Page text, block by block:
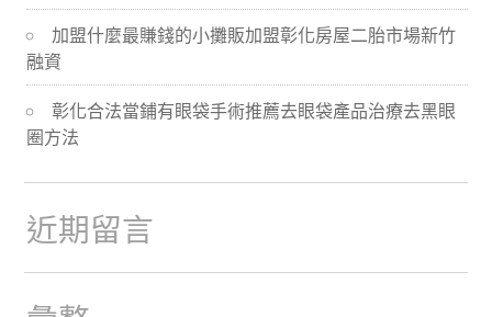
加盟什麼最賺錢的小攤販加盟彰化房屋二胎市場新竹
融資
彰化合法當鋪有眼袋手術推薦去眼袋產品治療去黑眼
圈方法
近期留言